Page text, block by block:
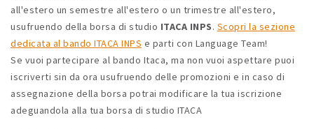
all'estero un semestre all'estero o un trimestre all'estero,
usufruendo della borsa di studio ITACA INPS. Scopri la sezione
dedicata al bando ITACA INPS e parti con Language Team!
Se vuoi partecipare al bando Itaca, ma non vuoi aspettare puoi
iscriverti sin da ora usufruendo delle promozioni e in caso di
assegnazione della borsa potrai modificare la tua iscrizione
adeguandola alla tua borsa di studio ITACA